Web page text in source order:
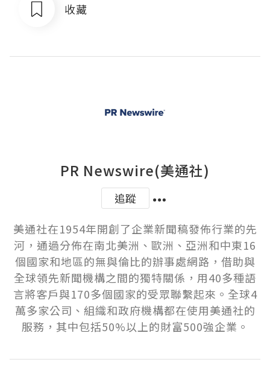
收藏
PR Newswire(美通社)
追蹤
美通社在1954年開創了企業新聞稿發佈行業的先
河，通過分佈在南北美洲、歐洲、亞洲和中東16
個國家和地區的無與倫比的辦事處網路，借助與
全球領先新聞機構之間的獨特關係，用40多種語
言將客戶與170多個國家的受眾聯繫起來。全球4
萬多家公司、組織和政府機構都在使用美通社的
服務，其中包括50%以上的財富500強企業。